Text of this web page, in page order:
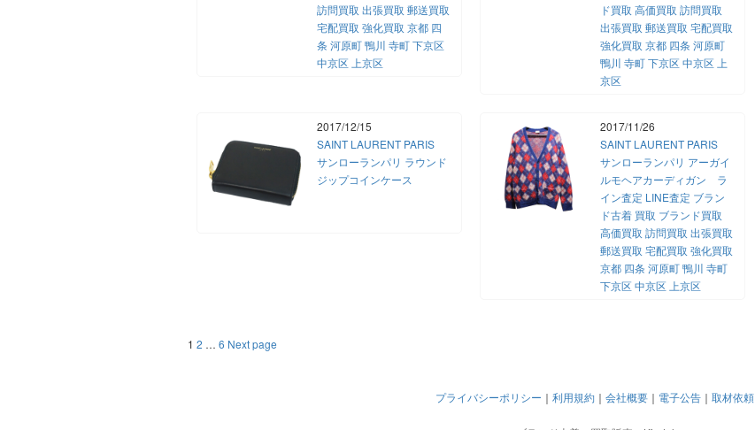
訪問買取 出張買取 郵送買取
宅配買取 強化買取 京都 四
条 河原町 鴨川 寺町 下京区
中京区 上京区
ド買取 高価買取 訪問買取
出張買取 郵送買取 宅配買取
強化買取 京都 四条 河原町
鴨川 寺町 下京区 中京区 上
京区
2017/12/15
SAINT LAURENT PARIS
サンローランパリ ラウンド
ジップコインケース
2017/11/26
SAINT LAURENT PARIS
サンローランパリ アーガイ
ルモヘアカーディガン ラ
イン査定 LINE査定 ブラン
ド古着 買取 ブランド買取
高価買取 訪問買取 出張買取
郵送買取 宅配買取 強化買取
京都 四条 河原町 鴨川 寺町
下京区 中京区 上京区
投
Page
1 Page
2 … Page
6 Next page
プライバシーポリシー ｜ 利用規約 ｜ 会社概要 ｜ 電子公告 ｜ 取材依頼